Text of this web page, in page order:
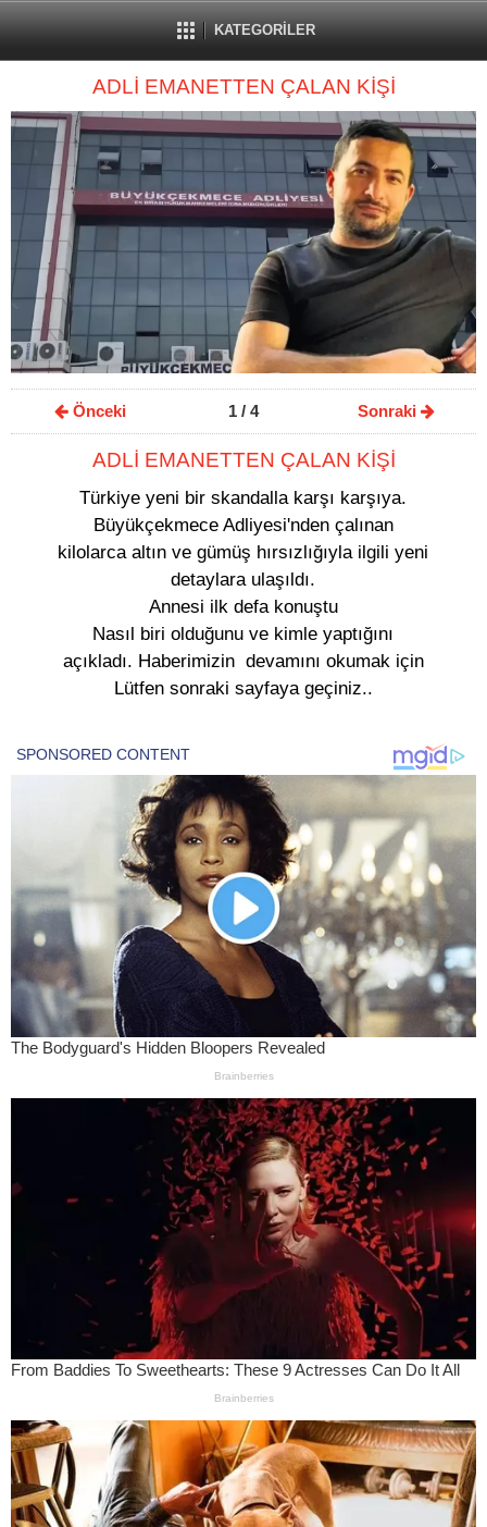
KATEGORİLER
ADLİ EMANETTEN ÇALAN KİŞİ
Önceki 1/ 4 Sonraki
ADLİ EMANETTEN ÇALAN KİŞİ
Türkiye yeni bir skandalla karşı karşıya.
Büyükçekmece Adliyesi'nden çalınan
kilolarca altın ve gümüş hırsızlığıyla ilgili yeni
detaylara ulaşıldı.
Annesi ilk defa konuştu
Nasıl biri olduğunu ve kimle yaptığını
açıkladı. Haberimizin devamını okumak için
Lütfen sonraki sayfaya geçiniz..